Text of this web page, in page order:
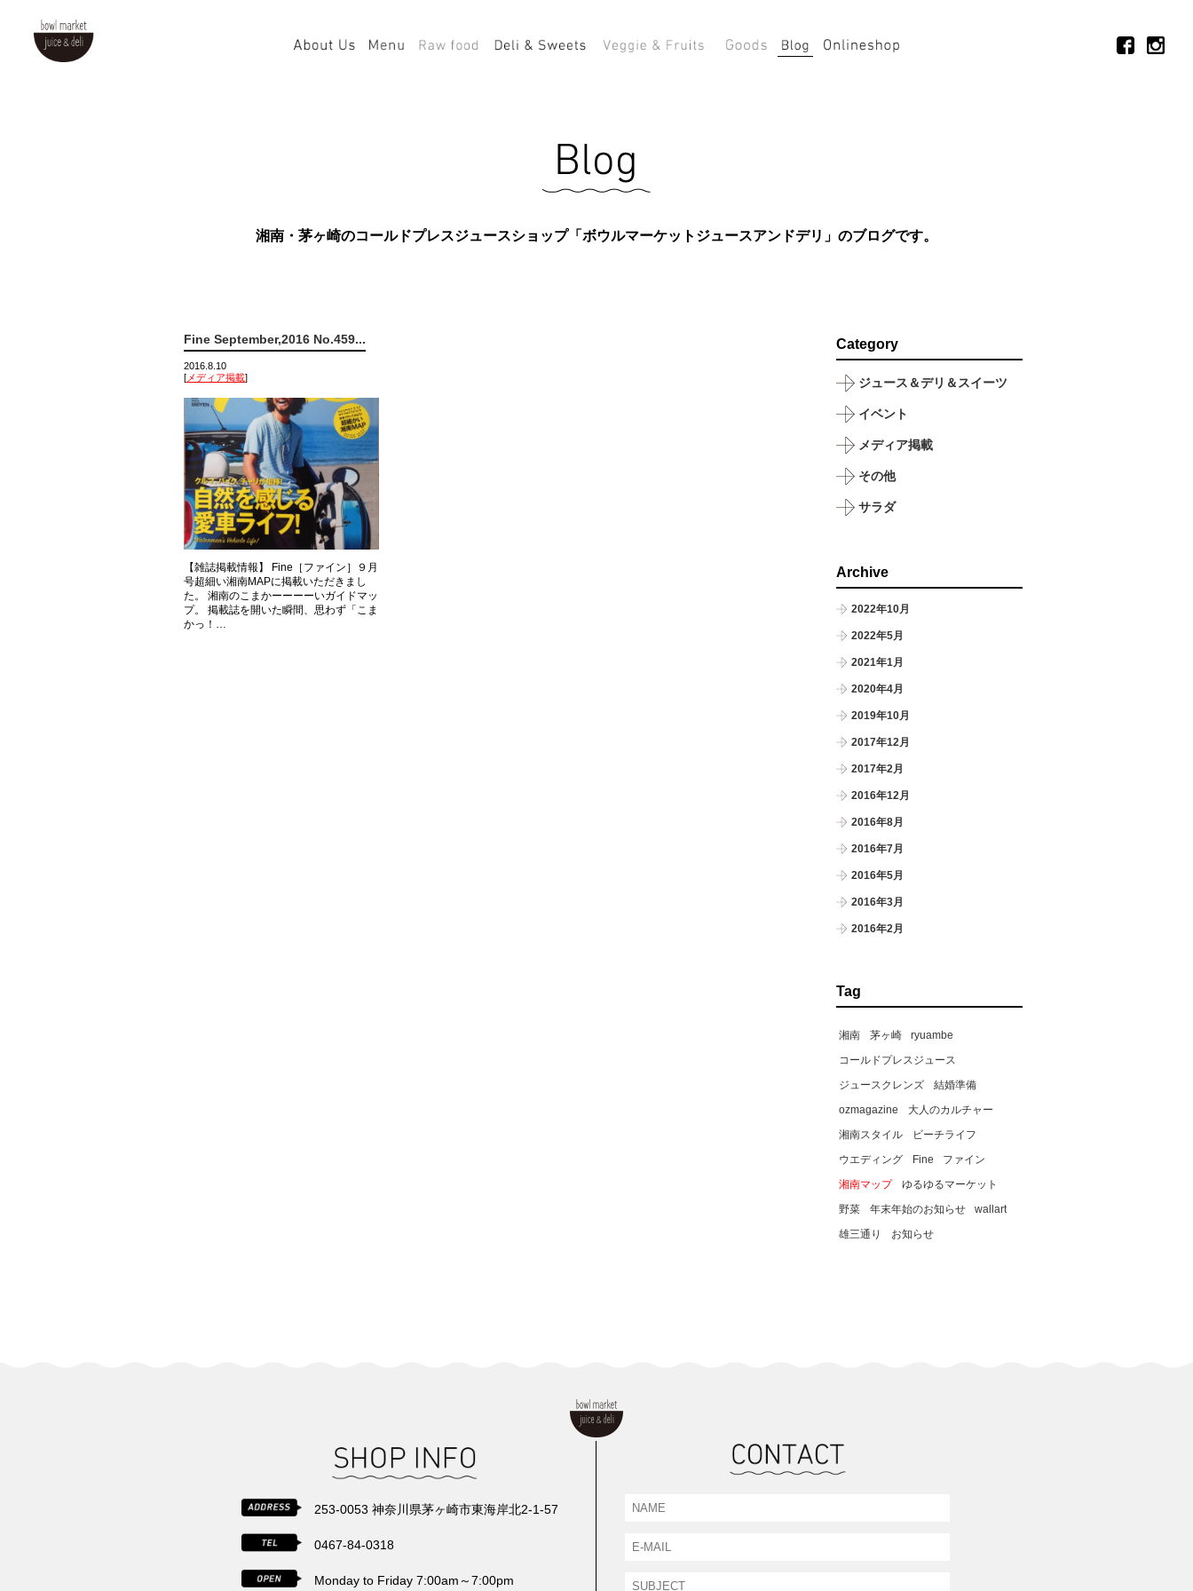
湘南・茅ヶ崎のコールドプレスジュースショップ「ボウルマーケットジュースアンドデリ」のブログです。
Fine September,2016 No.459...
2016.8.10
[ メディア掲載]
【雑誌掲載情報】 Fine［ファイン］９月
号超細い湘南MAPに掲載いただきまし
た。 湘南のこまかーーーーいガイドマッ
プ。 掲載誌を開いた瞬間、思わず「こま
かっ！…
Category
ジュース＆デリ＆スイーツ
イベント
メディア掲載
その他
サラダ
Archive
2022年10月
2022年5月
2021年1月
2020年4月
2019年10月
2017年12月
2017年2月
2016年12月
2016年8月
2016年7月
2016年5月
2016年3月
2016年2月
Tag
湘南 茅ヶ崎
ryuambe
コールドプレスジュース
ジュースクレンズ
結婚準備
ozmagazine
大人のカルチャー
湘南スタイル
ビーチライフ
ウエディング
Fine
ファイン
湘南マップ
ゆるゆるマーケット
野菜
年末年始のお知らせ
wallart
雄三通り
お知らせ
253-0053 神奈川県茅ヶ崎市東海岸北2-1-57
0467-84-0318
Monday to Friday 7:00am～7:00pm